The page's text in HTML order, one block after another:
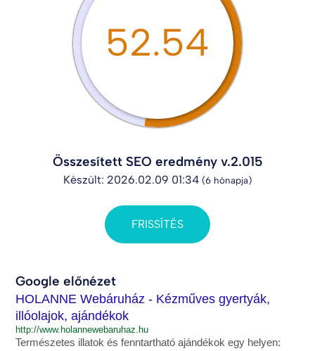
52.54
Összesített SEO eredmény v.2.015
Készült: 2026.02.09 01:34 (6 hónapja)
FRISSÍTÉS
Google előnézet
HOLANNE Webáruház - Kézműves gyertyák,
illóolajok, ajándékok
http://www.holannewebaruhaz.hu
Természetes illatok és fenntartható ajándékok egy helyen: